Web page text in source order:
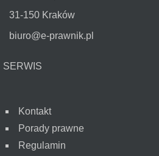
31-150 Kraków
biuro@e-prawnik.pl
SERWIS
Kontakt
Porady prawne
Regulamin